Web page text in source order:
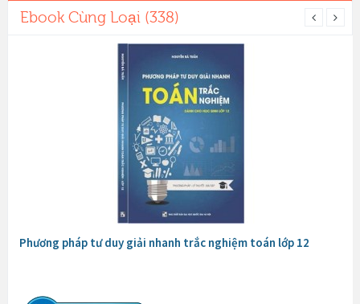
Ebook Cùng Loại (338)
Phương pháp tư duy giải nhanh trắc nghiệm toán lớp 12